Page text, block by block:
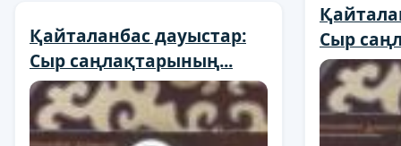
Сыр
Қайталанбас дауыстар:
Сыр саңлақтарының...